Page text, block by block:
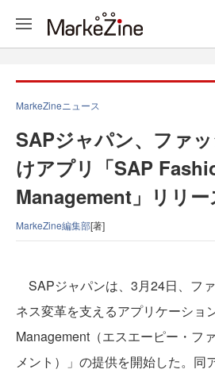
MarkeZineニュース
SAPジャパン、ファ
けアプリ「SAP
Management」リリー
MarkeZine編集部[著]
SAPジャパンは、3月24日、フ
ネス変革を支えるアプリケーショ
Management（エスエーピー・フ
メント）」の提供を開始した。同